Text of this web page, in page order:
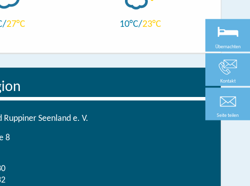
27 10 23
Ruppiner Seenland e. V.
8
Übernachten
Kontakt
Seite teilen